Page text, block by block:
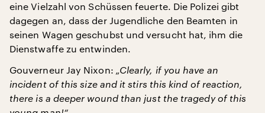
eine Vielzahl von Schüssen feuerte. Die Polizei gibt
dagegen an, dass der Jugendliche den Beamten in
seinen Wagen geschubst und versucht hat, ihm die
Dienstwaffe zu entwinden.
Gouverneur Jay Nixon: „Clearly, if you have an
incident of this size and it stirs this kind of reaction,
there is a deeper wound than just the tragedy of this